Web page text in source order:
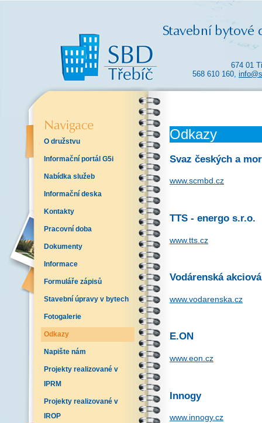
674 01
568 610 160,
O družstvu
Informační portál G5i
Nabídka služeb
Informační deska
Kontakty
Pracovní doba
Dokumenty
Informace
Formuláře zápisů
Stavební úpravy v bytech
Fotogalerie
Odkazy
Napište nám
Projekty realizované v
IPRM
Projekty realizované v
IROP
Odkazy
Svaz českých a
www.scmbd.cz
TTS - energo s.r.o.
www.tts.cz
Vodárenská
www.vodarenska.cz
E.ON
www.eon.cz
Innogy
www.innogy.cz